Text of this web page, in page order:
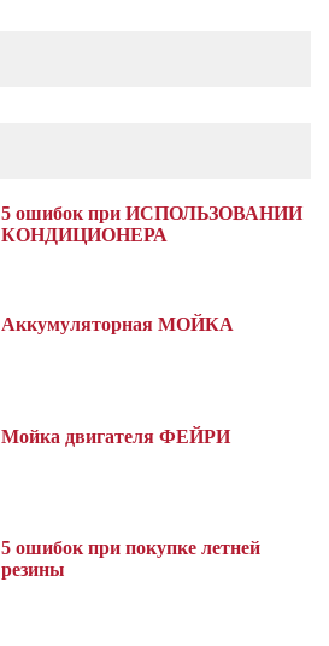
5 ошибок при ИСПОЛЬЗОВАНИИ
КОНДИЦИОНЕРА
Аккумуляторная МОЙКА
Мойка двигателя ФЕЙРИ
5 ошибок при покупке летней
резины